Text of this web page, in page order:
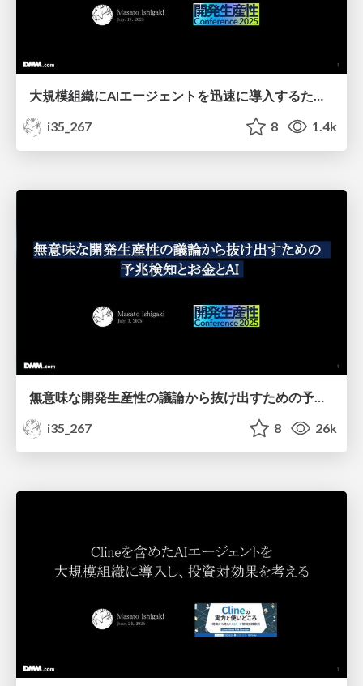
大規模組織にAIエージェントを迅速に導入するためのセキュリティの勘所 / AI agents for large-scale organizations
i35_267
8 1.4k
無意味な開発生産性の議論から抜け出すための予兆検知とお金とAI
i35_267
8 26k